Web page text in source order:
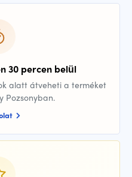
30 percen belül
alatt átveheti a terméket
Pozsonyban.